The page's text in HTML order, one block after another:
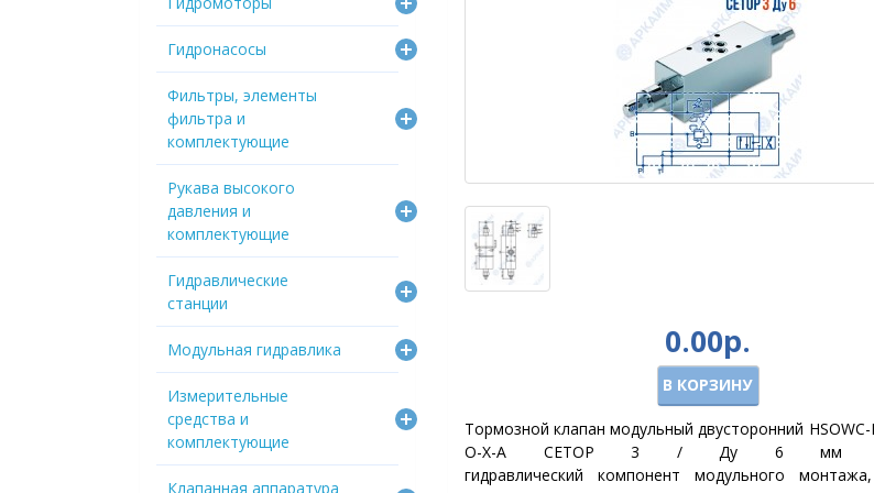
Гидронасосы
Фильтры, элементы
фильтра и
комплектующие
Рукава высокого
давления и
комплектующие
Гидравлические
станции
Модульная гидравлика
Измерительные
средства и
комплектующие
Клапанная аппаратура
0.00р.
В КОРЗИНУ
Тормозной клапан модульный двусторонний HSOWC-
O-X-A CETOP 3 / Ду 6 мм
гидравлический компонентмодульного монтажа